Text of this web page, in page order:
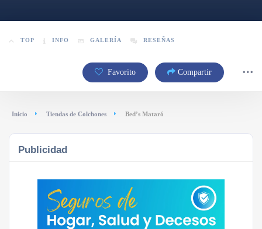
TOP INFO GALERÍA RESEÑAS
Favorito Compartir
Inicio Tiendas de Colchones Bed’s Mataró
Publicidad